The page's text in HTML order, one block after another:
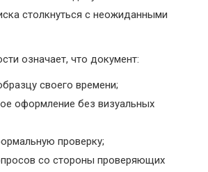
столкнуться с неожиданными
означает, что документ:
своего времени;
оформление без визуальных
проверку;
со стороны проверяющих